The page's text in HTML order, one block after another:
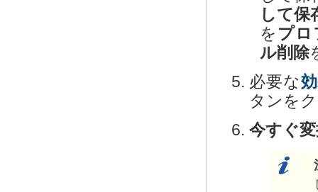
して保
を プロ
ル削除
必要な
タンを
今すぐ